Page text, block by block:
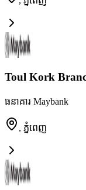
Toul Kork
ធនាគារ Maybank
, ភ្នំពេញ